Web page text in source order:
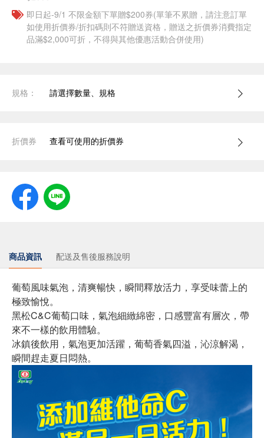
即日起-9/1 不限金額下單贈$200券(單筆不累贈，請注意訂單
如使用折價券/折扣碼則不符贈送資格，贈送之折價券消費指定
品滿$2,000可折，不得與其他優惠活動合併使用)
規格： 請選擇數量、規格
折價券 查看可使用的折價券
商品資訊 配送及售後服務說明
葡萄風味氣泡，清爽暢快，瞬間釋放活力，享受味蕾上的
極致愉悅。
黑松C&C葡萄口味，氣泡細緻綿密，口感豐富有層次，帶
來不一樣的飲用體驗。
冰鎮後飲用，氣泡更加活躍，葡萄香氣四溢，沁涼解渴，
瞬間趕走夏日悶熱。